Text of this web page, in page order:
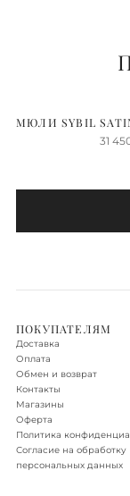
МЮЛИ SYBIL
31
ПОКУПАТЕЛЯМ
Доставка
Оплата
Обмен и возврат
Контакты
Магазины
Оферта
Политика
Согласие на обработку
персональных данных